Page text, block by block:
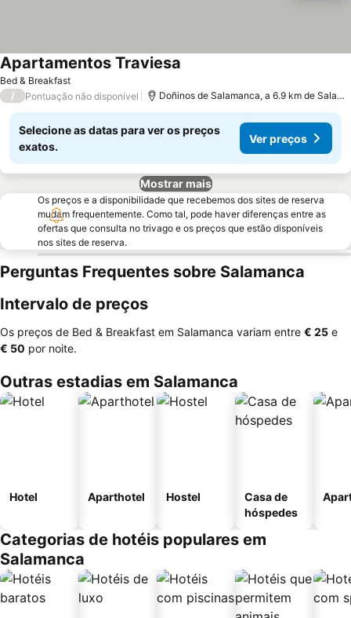
Bed & Breakfast
Apartamentos Traviesa
/ Pontuação não disponível Doñinos de Salamanca, a 6.9 km de Salamanca
Selecione as datas para ver os preços
exatos.
Ver preços
Mostrar mais
Os preços e a disponibilidade que recebemos dos sites de reserva
mudam frequentemente. Como tal, pode haver diferenças entre as
ofertas que consulta no trivago e os preços que estão disponíveis
nos sites de reserva.
Perguntas Frequentes sobre Salamanca
Intervalo de preços
Os preços de Bed & Breakfast em Salamanca variam entre ‎€ 25 e
‎€ 50 por noite.
Outras estadias em Salamanca
Hotel Aparthotel Hostel
Casa de
hóspedes
Categorias de hotéis populares em
Salamanca